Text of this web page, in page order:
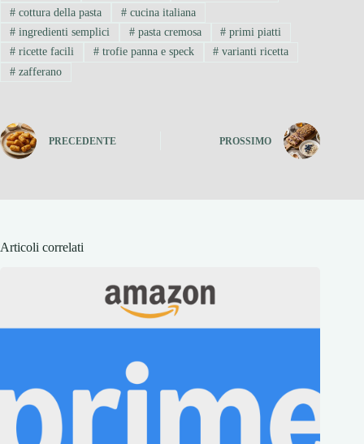
#cottura della pasta #cucina italiana
#ingredienti semplici #pasta cremosa # primi piatti
#ricette facili #trofie panna e speck # varianti ricetta
#zafferano
PRECEDENTE PROSSIMO
Articoli correlati